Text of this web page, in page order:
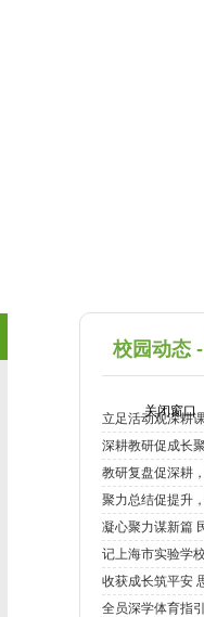
校园动态 -
立足活动观深耕
深耕教研促成长
教研复盘促深耕
聚力总结促提升
凝心聚力谋新篇
记上海市实验学
收获成长筑平安
全员深学体育指